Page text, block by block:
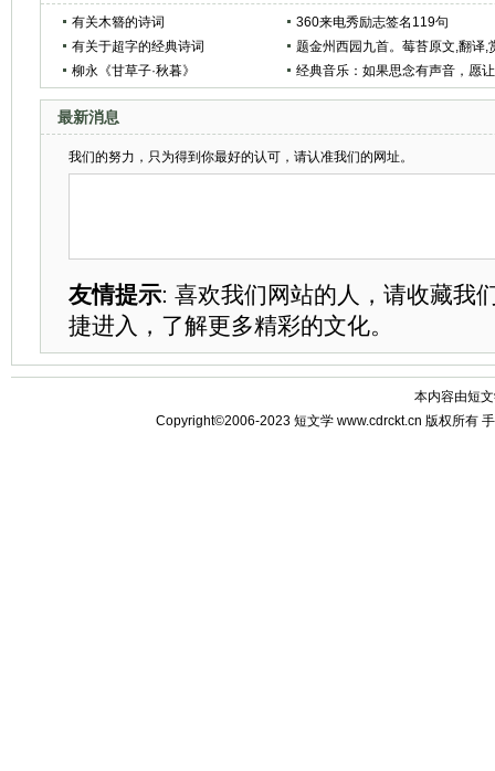
有关木簪的诗词
360来电秀励志签名119句
有关于超字的经典诗词
题金州西园九首。莓苔原文,翻译,
析_拼音版_作者姚合
柳永《甘草子·秋暮》
经典音乐：如果思念有声音，愿让
最新消息
我们的努力，只为得到你最好的认可，请认准我们的网址。
友情提示: 喜欢我们网站的人，请收藏我
捷进入，了解更多精彩的文化。
本内容由短
Copyright©2006-2023 短文学 www.cdrckt.cn 版权所有